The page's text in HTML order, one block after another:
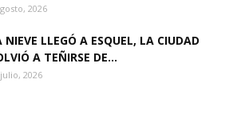
2026
NIEVE LLEGÓ A ESQUEL, LA CIUDAD
A TEÑIRSE DE...
2026